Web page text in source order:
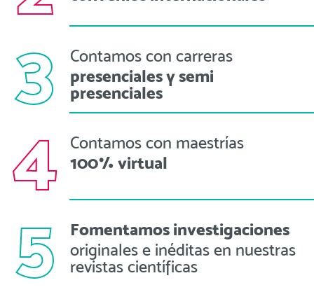
3 Contamos con carreras
presenciales y semi
presenciales
4 Contamos con maestrías
100% virtual
5 Fomentamos investigaciones
originales e inéditas en nuestras
revistas científicas